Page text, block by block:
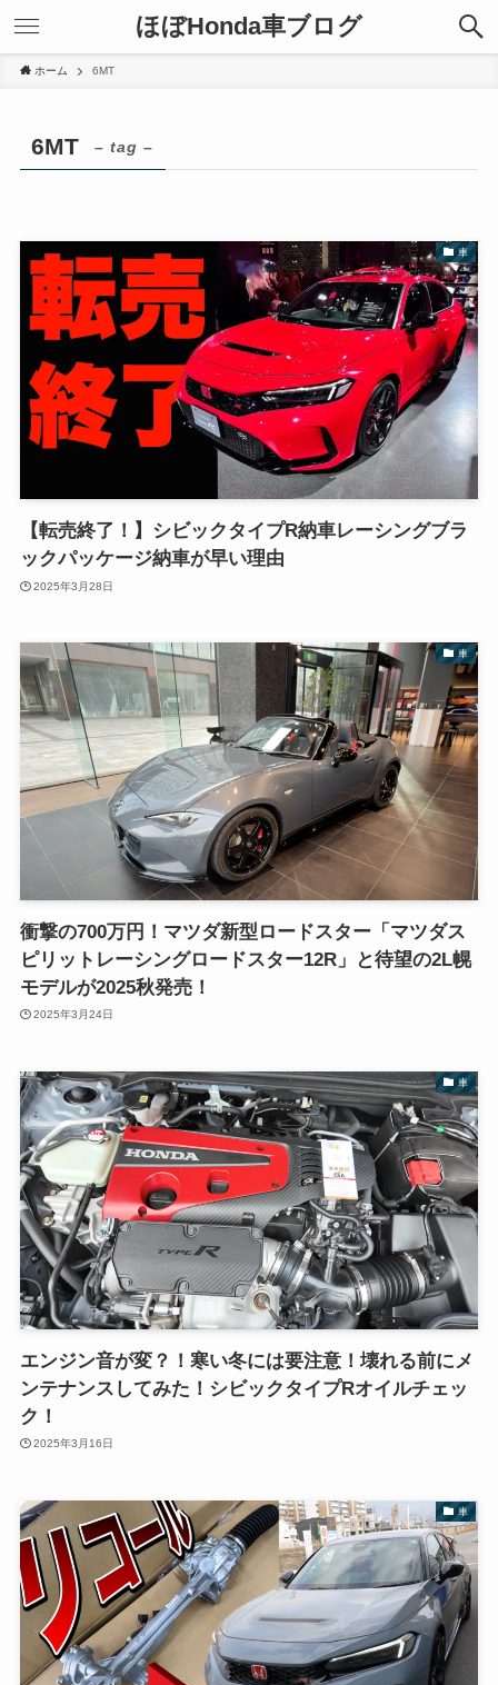
ほぼHonda車ブログ
ホーム 6MT
6MT – tag –
車
【転売終了！】シビックタイプR納車レーシングブラ
ックパッケージ納車が早い理由
2025年3月28日
車
衝撃の700万円！マツダ新型ロードスター「マツダス
ピリットレーシングロードスター12R」と待望の2L幌
モデルが2025秋発売！
2025年3月24日
車
エンジン音が変？！寒い冬には要注意！壊れる前にメ
ンテナンスしてみた！シビックタイプRオイルチェッ
ク！
2025年3月16日
車